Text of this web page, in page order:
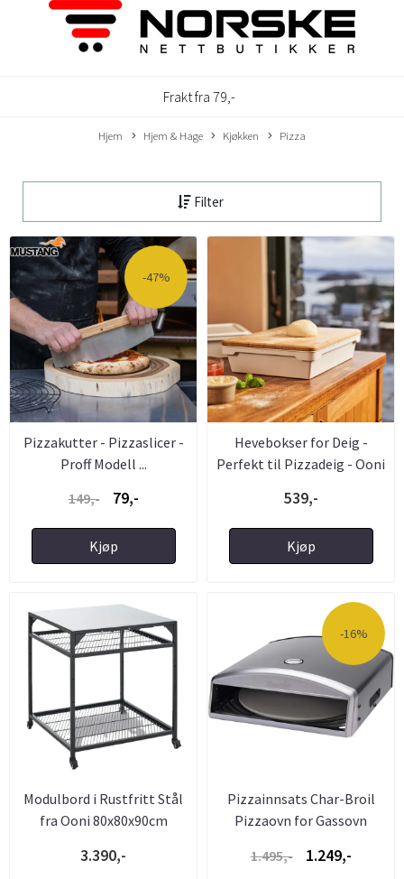
Frakt fra 79,-
Hjem Hjem & Hage Kjøkken Pizza
Filter
-47%
Pizzakutter - Pizzaslicer -
Proff Modell ...
149,-
79,-
Kjøp
Hevebokser for Deig -
Perfekt til Pizzadeig - Ooni
539,-
Kjøp
Modulbord i Rustfritt Stål
fra Ooni 80x80x90cm
3.390,-
-16%
Pizzainnsats Char-Broil
Pizzaovn for Gassovn
1.495,-
1.249,-